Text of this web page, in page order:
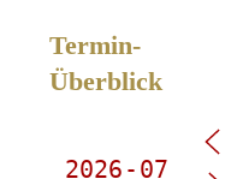
Termin-
Überblick